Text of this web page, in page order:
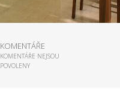
KOMENTÁŘE
KOMENTÁŘE NEJSOU
POVOLENY